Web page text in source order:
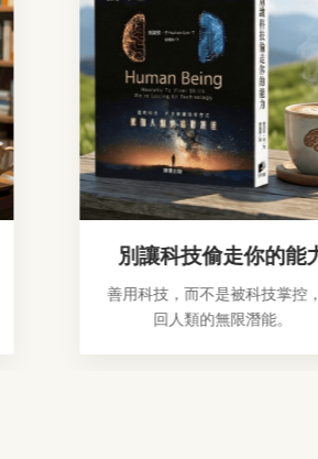
別讓科技偷走你的能力
善用科技，而不是被科技掌控，找
回人類的無限潛能。